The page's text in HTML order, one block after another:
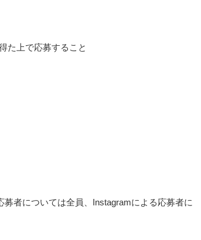
た上で応募すること
募者については全員、Instagramによる応募者に